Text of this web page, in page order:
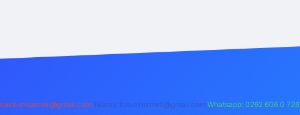
backlinkpaneli@gmail.com Teams: forumhizmeti@gmail.com Whatsapp: 0262 606 0 726